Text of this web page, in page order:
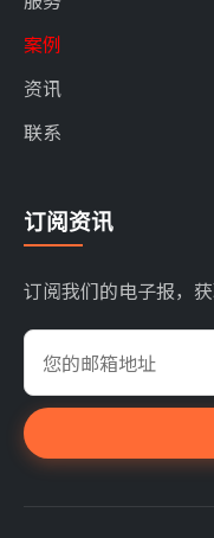
案例
资讯
联系
订阅资讯
订阅我们的电子报，